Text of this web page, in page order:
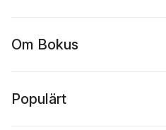
Om Bokus
Populärt